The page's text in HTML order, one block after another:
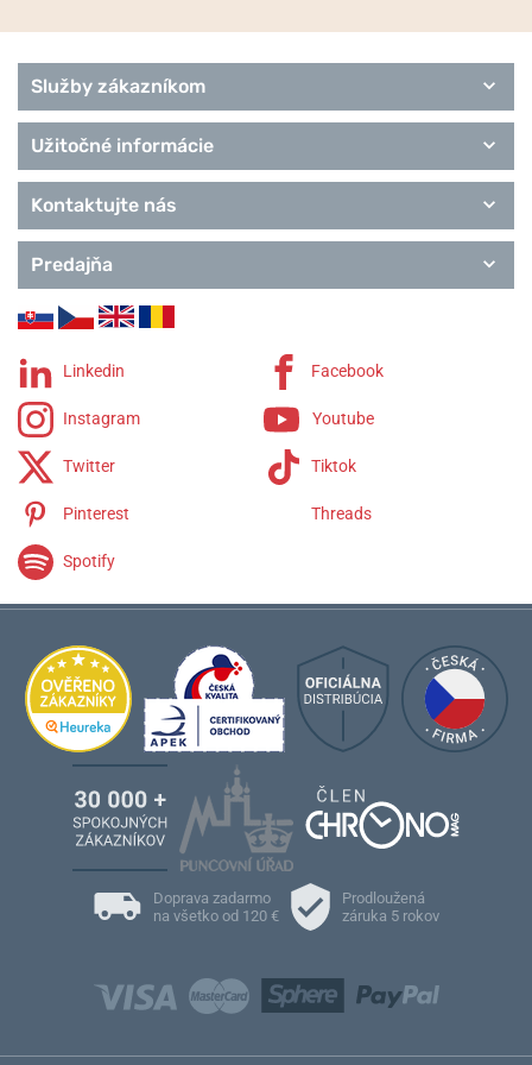
Služby zákazníkom
Užitočné informácie
Kontaktujte nás
Predajňa
Linkedin Facebook
Instagram Youtube
Twitter Tiktok
Pinterest Threads
Spotify
Doprava zadarmo
na všetko od 120 €
Prodloužená
záruka 5 rokov